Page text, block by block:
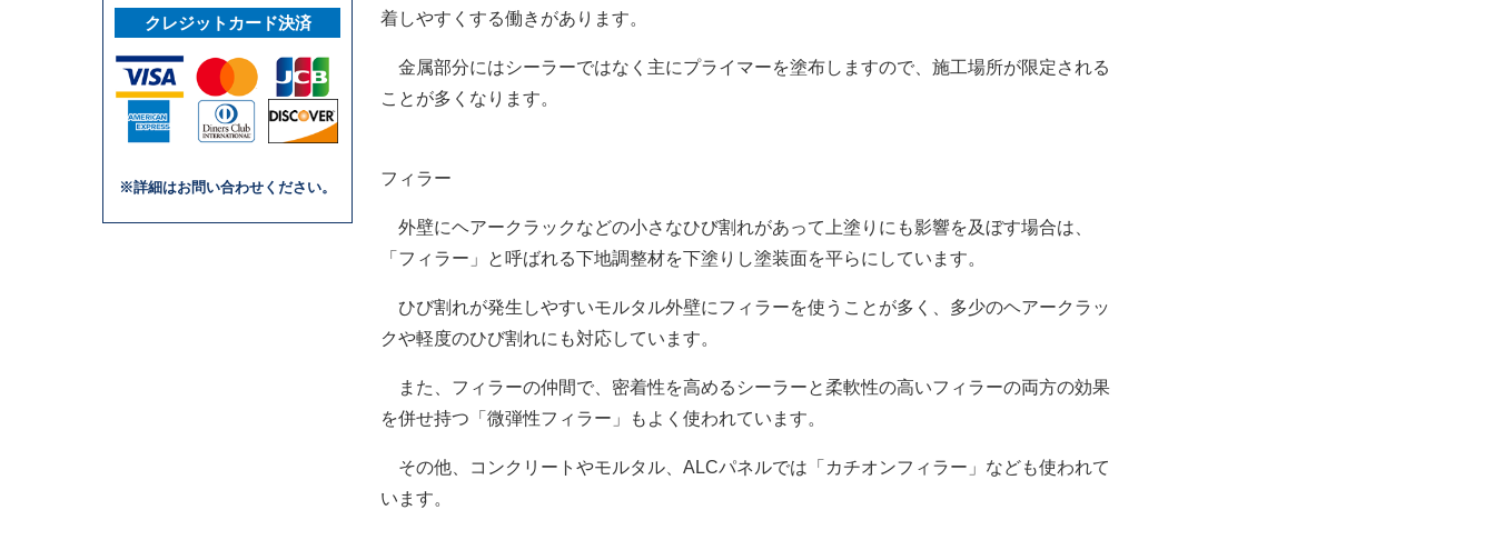
クレジットカード決済
※詳細はお問い合わせください。
着しやすくする働きがあります。
金属部分にはシーラーではなく主にプライマーを塗布しますので、施工場所が限定される
ことが多くなります。
フィラー
外壁にヘアークラックなどの小さなひび割れがあって上塗りにも影響を及ぼす場合は、
「フィラー」と呼ばれる下地調整材を下塗りし塗装面を平らにしています。
ひび割れが発生しやすいモルタル外壁にフィラーを使うことが多く、多少のヘアークラッ
クや軽度のひび割れにも対応しています。
また、フィラーの仲間で、密着性を高めるシーラーと柔軟性の高いフィラーの両方の効果
を併せ持つ「微弾性フィラー」もよく使われています。
その他、コンクリートやモルタル、ALCパネルでは「カチオンフィラー」なども使われて
います。